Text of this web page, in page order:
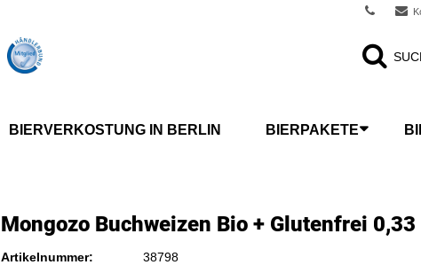
BIERVERKOSTUNG IN BERLIN BIERPAKETE
Mongozo Buchweizen Bio + Glutenfrei
Artikelnummer:
38798